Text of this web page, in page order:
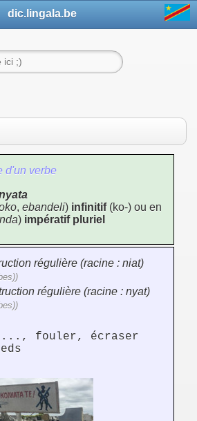
dic.lingala.be
d'un verbe
, ebandeli) infinitif(ko-) ou en
) impératif pluriel
régulière (racine : niat)
régulière (racine : nyat)
fouler, écraser